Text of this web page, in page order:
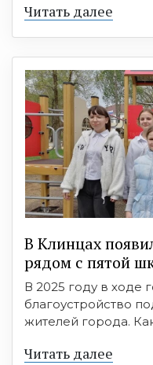
Читать далее
В Клинцах
рядом с пятой
В 2025 году в ходе
благоустройство
жителей города.
Читать далее